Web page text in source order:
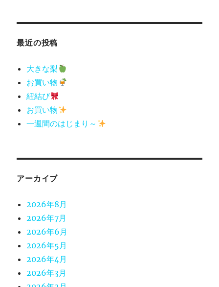
最近の投稿
大きな梨
お買い物
紐結び
お買い物
一週間のはじまり～
アーカイブ
2026年8月
2026年7月
2026年6月
2026年5月
2026年4月
2026年3月